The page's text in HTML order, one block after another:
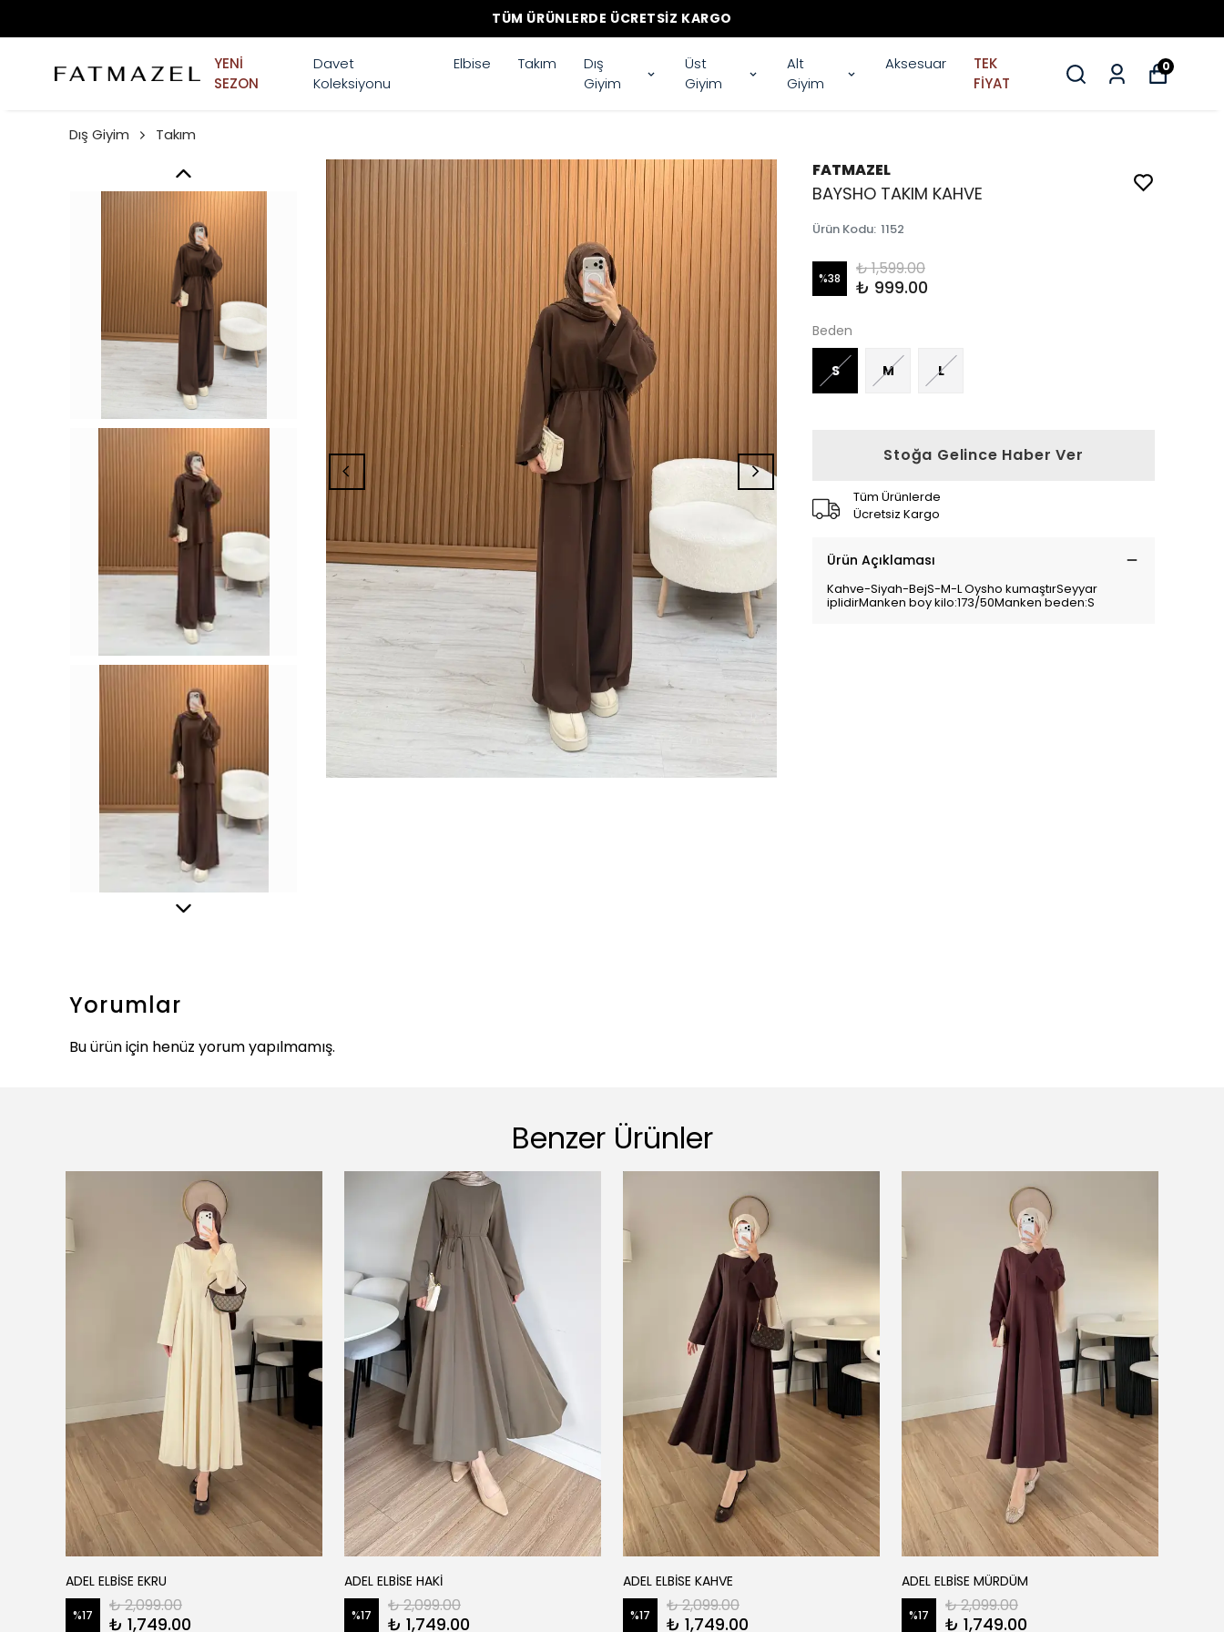
TÜM ÜRÜNLERDE ÜCRETSIZ KARGO
YENİ
SEZON
Davet
Koleksiyonu
Elbise Takım
Dış
Giyim
Üst
Giyim
Alt
Giyim
Aksesuar
TEK
FİYAT
0
Dış Giyim Takım
FATMAZEL
BAYSHO TAKIM KAHVE
Ürün Kodu: 1152
%38 ₺ 1,599.00
₺ 999.00
Beden
S M L
Stoğa Gelince Haber Ver
Tüm Ürünlerde
Ücretsiz Kargo
Ürün Açıklaması
Kahve-Siyah-BejS-M-L Oysho kumaştırSeyyar
iplidirManken boy kilo:173/50Manken beden:S
Yorumlar
Bu ürün için henüz yorum yapılmamış.
Benzer Ürünler
ADEL ELBİSE EKRU
%17 ₺ 2,099.00
₺ 1,749.00
ADEL ELBİSE HAKİ
%17 ₺ 2,099.00
₺ 1,749.00
ADEL ELBİSE KAHVE
%17 ₺ 2,099.00
₺ 1,749.00
ADEL ELBİSE MÜRDÜM
%17 ₺ 2,099.00
₺ 1,749.00